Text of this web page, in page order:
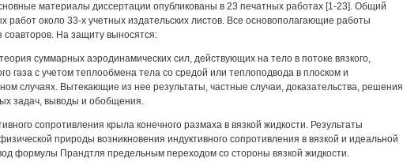
материалы диссертации опубликованы в 23 печатных работах [1-23]. Общий
работ около 33-х учетных издательских листов. Все основополагающие работы
На защиту выносятся:
суммарных аэродинамических сил, действующих на тело в потоке вязкого,
газа с учетом теплообмена тела со средой или теплоподвода в плоском и
случаях. Вытекающие из нее результаты, частные случаи, доказательства, решения
задач, выводы и обобщения.
сопротивления крыла конечного размаха в вязкой жидкости. Результаты
природы возникновения индуктивного сопротивления в вязкой и идеальной
формулы Прандтля предельным переходом со стороны вязкой жидкости.